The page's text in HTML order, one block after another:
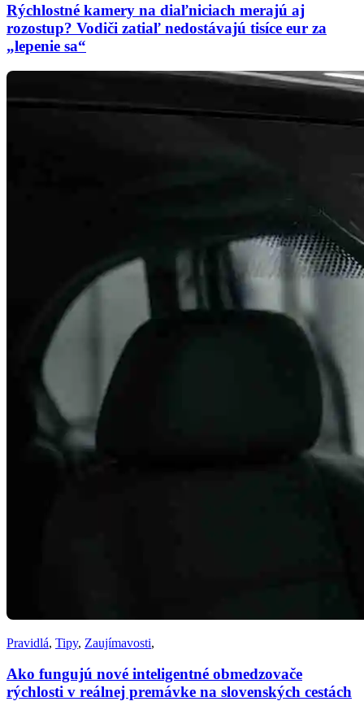
Rýchlostné kamery na diaľniciach merajú aj
rozostup? Vodiči zatiaľ nedostávajú tisíce eur za
„lepenie sa“
Pravidlá, Tipy, Zaujímavosti,
Ako fungujú nové inteligentné obmedzovače
rýchlosti v reálnej premávke na slovenských cestách